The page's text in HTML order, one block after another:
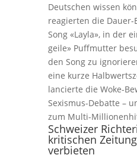
Deutschen wissen
reagierten die
Song «Layla», in der
geile» Puffmutter
den Song zu
eine kurze
lancierte die Woke-
Sexismus-Debatte –
zum Multi-
Schweizer
kritischen
verbieten